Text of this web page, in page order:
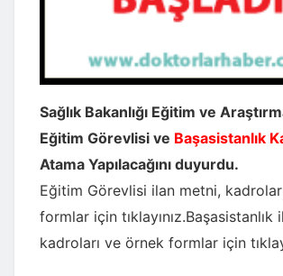
Sağlık Bakanlığı Eğitim ve
Eğitim Görevlisi ve Başasistanlık
Atama Yapılacağını duyurdu.
Eğitim Görevlisi ilan metni,
formlar için tıklayınız.Başasistanlık
kadroları ve örnek formlar için